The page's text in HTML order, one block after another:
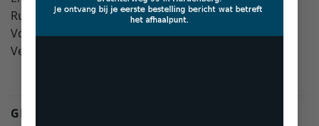
Ruwe as: 7,8%
Vocht: 5,1%
Vet: 9,8%
GERELATEERDE PRODUCTEN